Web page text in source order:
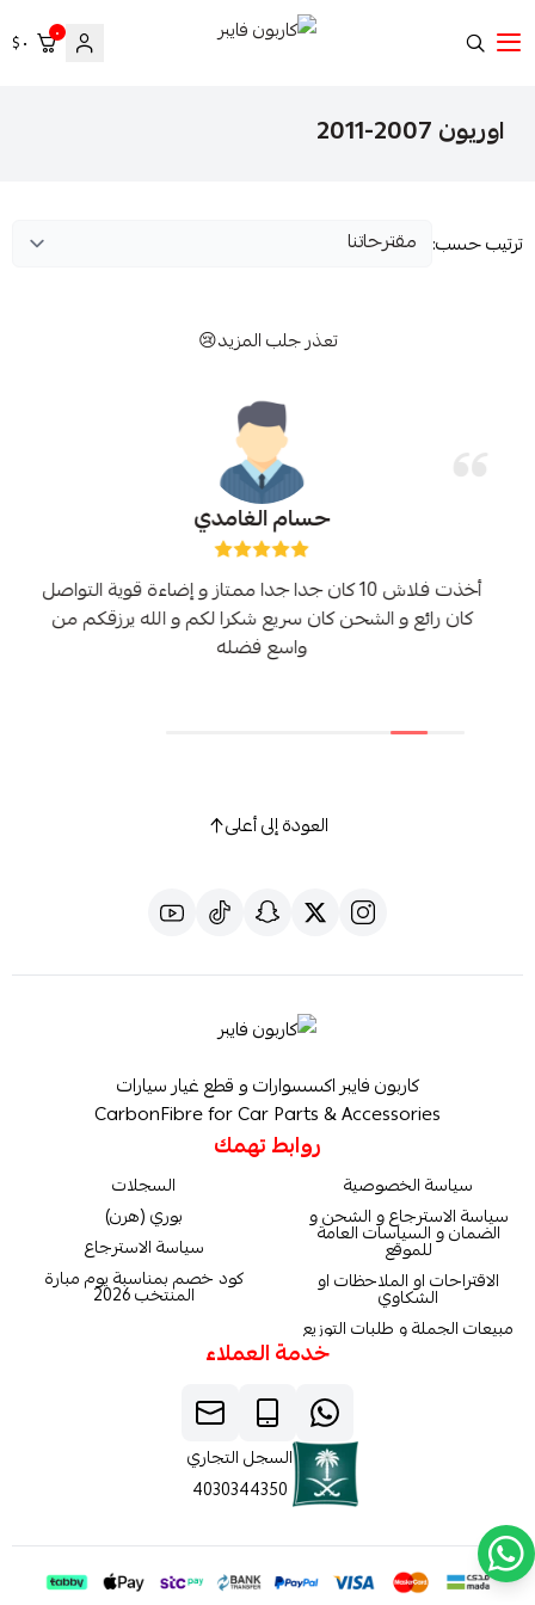
٠ ٠ $
اوريون 2007-2011
ترتيب حسب:
تعذر جلب المزيد😢
حسام الغامدي
أخذت فلاش 10 كان جدا جدا ممتاز و إضاءة قوية التواصل
كان رائع و الشحن كان سريع شكرا لكم و الله يرزقكم من
واسع فضله
العودة إلى أعلى
كاربون فايبر اكسسوارات و قطع غيار سيارات
CarbonFibre for Car Parts & Accessories
روابط تهمك
سياسة الخصوصية
سياسة الاسترجاع و الشحن و
الضمان و السياسات العامة
للموقع
الاقتراحات او الملاحظات او
الشكاوي
مبيعات الجملة و طلبات التوزيع
السجلات
بوري (هرن)
سياسة الاسترجاع
كود خصم بمناسبة يوم مبارة
المنتخب 2026
خدمة العملاء
السجل التجاري
4030344350